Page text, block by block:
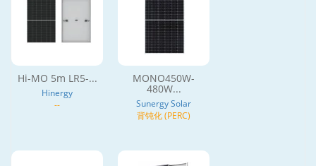
Hi-MO 5m LR5-...
Hinergy
--
MONO450W-
480W...
Sunergy Solar
背钝化 (PERC)